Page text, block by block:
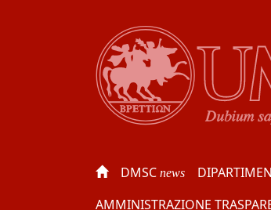
DMSC news
AMMINISTRAZIONE